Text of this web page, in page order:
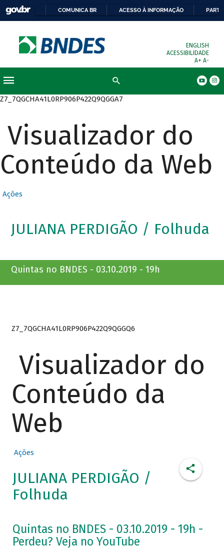
COMUNICA BR ACESSO À INFORMAÇÃO
ENGLISH
ACESSIBILIDADE
A+ A-
Z7_7QGCHA41L0RP906P422Q9QGGA7
Visualizador do
Conteúdo da Web
Ações
JULIANA PERDIGÃO / Folhuda
Quintas no BNDES - 03.10.2019 - 19h
Z7_7QGCHA41L0RP906P422Q9QGGQ6
Visualizador do
Conteúdo da
Web
Ações
JULIANA PERDIGÃO /
Folhuda
Quintas no BNDES - 03.10.2019 - 19h -
Perdeu? Veja no YouTube